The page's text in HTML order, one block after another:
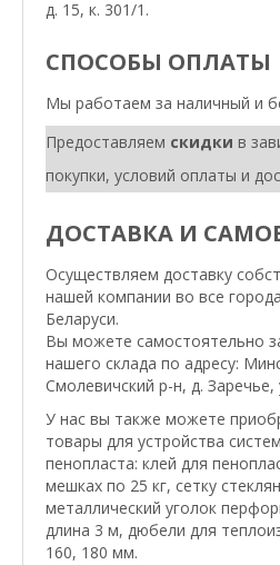
д. 15, к. 301/1.
СПОСОБЫ ОПЛАТЫ
Мы работаем за наличный и
Предоставляем скидки в
покупки, условий оплаты и
ДОСТАВКА И
Осуществляем доставку
нашей компании во все
Беларуси.
Вы можете самостоятельно
нашего склада по адресу:
Смолевичский р-н, д. Заречье,
У нас вы также можете
товары для устройства
пенопласта: клей для
мешках по 25 кг, сетку
металлический уголок
длина 3 м, дюбели для
160, 180 мм.